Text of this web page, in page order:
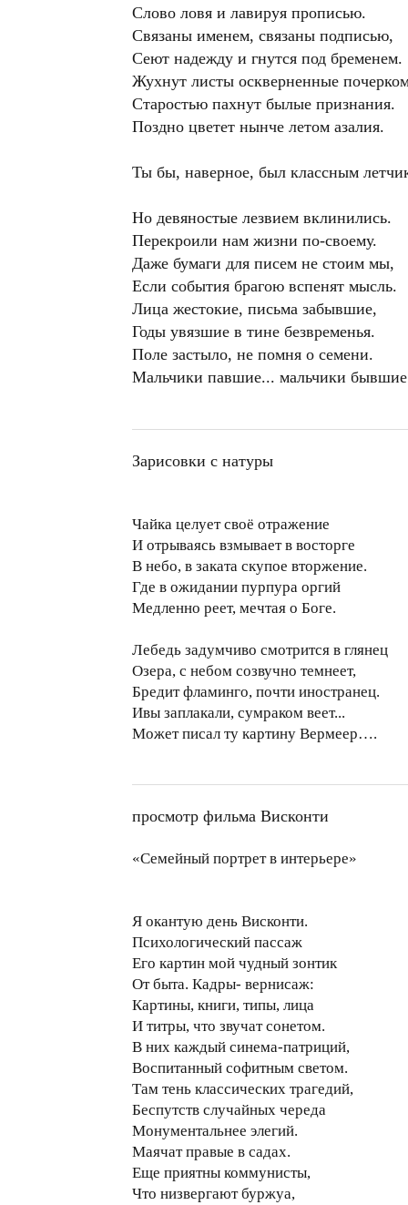
Слово ловя и лавируя прописью.
Связаны именем, связаны подписью,
Сеют надежду и гнутся под бременем.
Жухнут листы оскверненные
Старостью пахнут былые признания.
Поздно цветет нынче летом азалия.
Ты бы, наверное, был классным
Но девяностые лезвием вклинились.
Перекроили нам жизни по-своему.
Даже бумаги для писем не стоим мы,
Если события брагою вспенят мысль.
Лица жестокие, письма забывшие,
Годы увязшие в тине безвременья.
Поле застыло, не помня о семени.
Мальчики павшие... мальчики
Зарисовки с натуры
Чайка целует своё отражение
И отрываясь взмывает в восторге
В небо, в заката скупое вторжение.
Где в ожидании пурпура оргий
Медленно реет, мечтая о Боге.
Лебедь задумчиво смотрится в глянец
Озера, с небом созвучно темнеет,
Бредит фламинго, почти иностранец.
Ивы заплакали, сумраком веет...
Может писал ту картину Вермеер….
просмотр фильма Висконти
«Семейный портрет в интерьере»
Я окантую день Висконти.
Психологический пассаж
Его картин мой чудный зонтик
От быта. Кадры- вернисаж:
Картины, книги, типы, лица
И титры, что звучат сонетом.
В них каждый синема-патриций,
Воспитанный софитным светом.
Там тень классических трагедий,
Беспутств случайных череда
Монументальнее элегий.
Маячат правые в садах.
Еще приятны коммунисты,
Что низвергают буржуа,